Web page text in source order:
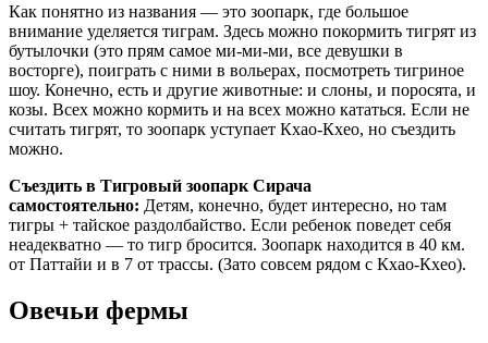
Как понятно из названия — это зоопарк, где большое
внимание уделяется тиграм. Здесь можно покормить тигрят из
бутылочки (это прям самое ми-ми-ми, все девушки в
восторге), поиграть с ними в вольерах, посмотреть тигриное
шоу. Конечно, есть и другие животные: и слоны, и поросята, и
козы. Всех можно кормить и на всех можно кататься. Если не
считать тигрят, то зоопарк уступает Кхао-Кхео, но съездить
можно.
Съездить в Тигровый зоопарк Сирача
самостоятельно: Детям, конечно, будет интересно, но там
тигры + тайское раздолбайство. Если ребенок поведет себя
неадекватно — то тигр бросится. Зоопарк находится в 40 км.
от Паттайи и в 7 от трассы. (Зато совсем рядом с Кхао-Кхео).
Овечьи фермы